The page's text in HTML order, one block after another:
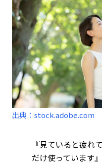
出典：stock.adobe.com
『見ていると疲れ
だけ使っています』